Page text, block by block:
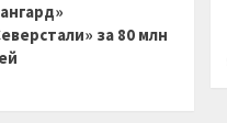
за 80 млн